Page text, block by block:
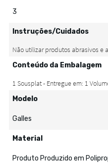
3
Instruções/Cuidados
Conteúdo da Embalagem
Modelo
Galles
Material
Produto Produzido em